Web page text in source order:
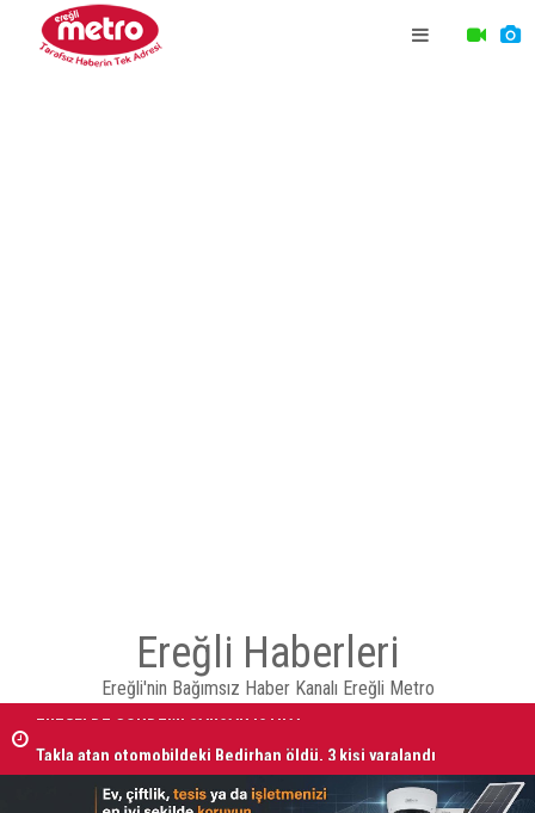
Ereğli Haberleri
Ereğli'nin Bağımsız Haber Kanalı Ereğli Metro